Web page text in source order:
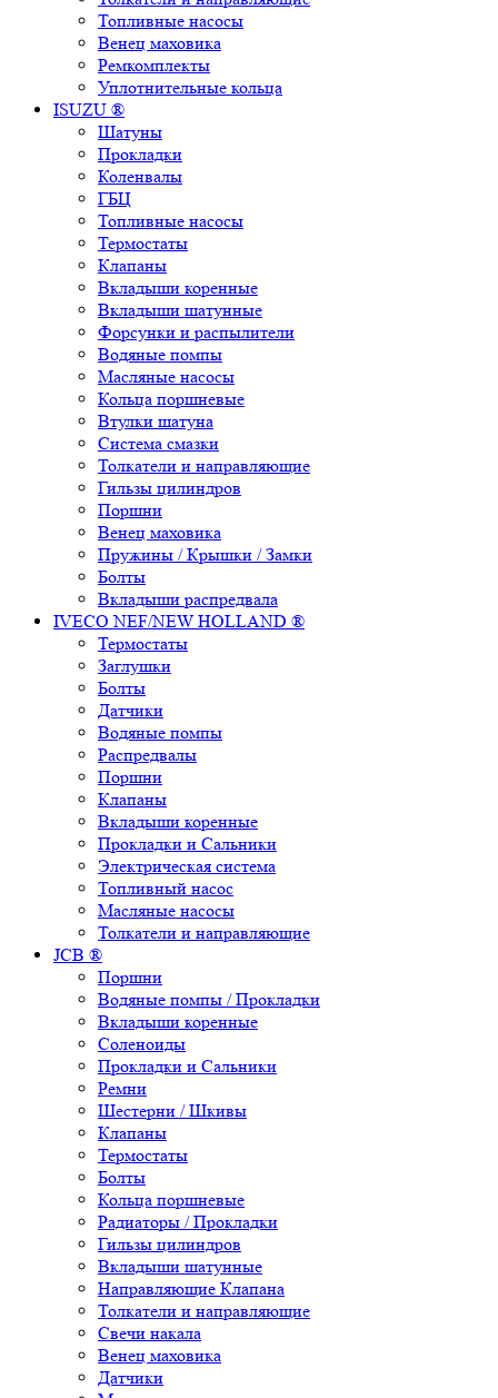
Топливные насосы
Венец маховика
Ремкомплекты
Уплотнительные кольца
ISUZU ®
Шатуны
Прокладки
Коленвалы
ГБЦ
Топливные насосы
Термостаты
Клапаны
Вкладыши коренные
Вкладыши шатунные
Форсунки и распылители
Водяные помпы
Масляные насосы
Кольца поршневые
Втулки шатуна
Система смазки
Толкатели и направляющие
Гильзы цилиндров
Поршни
Венец маховика
Пружины / Крышки / Замки
Болты
Вкладыши распредвала
IVECO NEF/NEW HOLLAND ®
Термостаты
Заглушки
Болты
Датчики
Водяные помпы
Распредвалы
Поршни
Клапаны
Вкладыши коренные
Прокладки и Сальники
Электрическая система
Топливный насос
Масляные насосы
Толкатели и направляющие
JCB ®
Поршни
Водяные помпы / Прокладки
Вкладыши коренные
Соленоиды
Прокладки и Сальники
Ремни
Шестерни / Шкивы
Клапаны
Термостаты
Болты
Кольца поршневые
Радиаторы / Прокладки
Гильзы цилиндров
Вкладыши шатунные
Направляющие Клапана
Толкатели и направляющие
Свечи накала
Венец маховика
Датчики